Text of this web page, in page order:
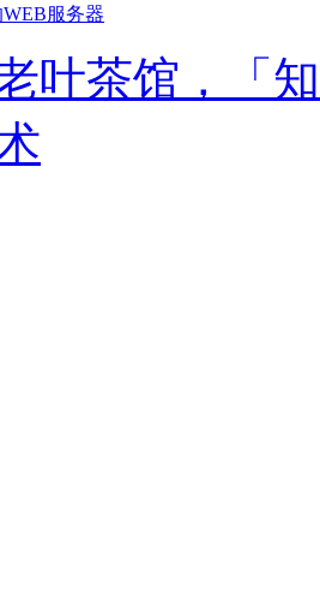
服务器
叶茶馆，「